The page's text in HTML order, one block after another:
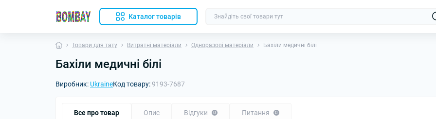
Каталог товарів
Товари для тату Витратні матеріали Одноразові матеріали Бахіли медичні білі
Бахіли медичні білі
Виробник: UkraineКод товару:9193-7687
Все про товар Опис Відгуки 0 Питання 0